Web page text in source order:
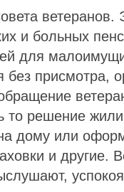
ветеранов.
и больных
для
присмотра,
то решение
дому или
и другие.